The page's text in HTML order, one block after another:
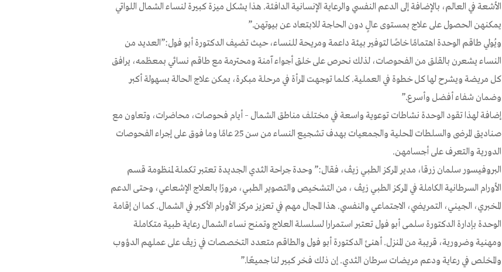
الأشعة في العالم، بالإضافة إلى الدعم النفسي والرعاية الإنسانية الدافئة. هذا يشكل ميزة كبيرة لنساء الشمال اللواتي
يمكنهن الحصول على علاج بمستوى عالٍ دون الحاجة للابتعاد عن بيوتهن.”
ويُولي طاقم الوحدة اهتمامًا خاصًا لتوفير بيئة داعمة ومريحة للنساء، حيث تضيف الدكتورة أبو فول:”العديد من
النساء يشعرن بالقلق من الفحوصات، لذلك نحرص على خلق أجواء آمنة ومحترمة مع طاقم نسائي بمعظمه، يرافق
كل مريضة ويشرح لها كل خطوة في العملية. كلما توجهت المرأة في مرحلة مبكرة، يمكن علاج الحالة بسهولة أكبر
وضمان شفاء أفضل وأسرع.”
إضافة لهذا تقود الوحدة نشاطات توعوية واسعة في مختلف مناطق الشمال – أيام فحوصات، محاضرات، وتعاون مع
صناديق المرضى والسلطات المحلية والجمعيات بهدف تشجيع النساء من سن 25 عامًا وما فوق على إجراء الفحوصات
الدورية والتعرف على أجسامهن.
البروفيسور سلمان زرقا، مدير المركز الطبي زيڤ، فقال:” وحدة جراحة الثدي الجديدة تعتبر تكملة لمنظومة قسم
الأورام السرطانية الكاملة في المركز الطبي زيڤ ، من التشخيص والتصوير الطبي، مرورًا بالعلاج الإشعاعي، وحتى الدعم
المخبري، الجيني، التمريضي، الاجتماعي والنفسي. هذا المجال مهم في تعزيز مركز الأورام الأكبر في الشمال. كما ان إقامة
الوحدة بإدارة الدكتورة سلمى أبو فول تعتبر استمرارا لسلسلة العلاج وتمنح نساء الشمال رعاية طبية متكاملة
ومهنية وضرورية، قريبة من المنزل. أهنئ الدكتورة أبو فول والطاقم متعدد التخصصات في زيڤ على عملهم الدؤوب
والمخلص في رعاية ودعم مريضات سرطان الثدي. إن ذلك فخر كبير لنا جميعًا.”